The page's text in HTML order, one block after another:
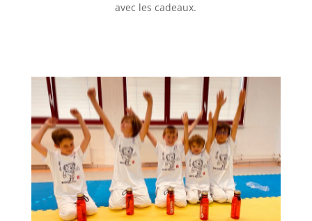
avec les cadeaux.